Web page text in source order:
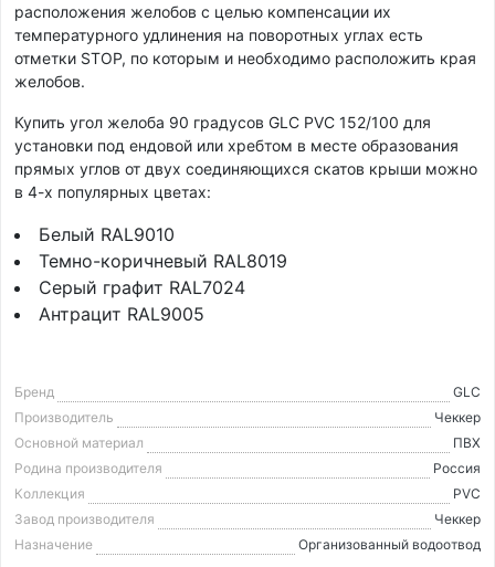
расположения желобов с целью компенсации их
температурного удлинения на поворотных углах есть
отметки STOP, по которым и необходимо расположить края
желобов.
Купить угол желоба 90 градусов GLC PVC 152/100 для
установки под ендовой или хребтом в месте образования
прямых углов от двух соединяющихся скатов крыши можно
в 4-х популярных цветах:
Белый RAL9010
Темно-коричневый RAL8019
Серый графит RAL7024
Антрацит RAL9005
Бренд
GLC
Производитель
Чеккер
Основной материал
ПВХ
Родина производителя
Россия
Коллекция
PVC
Завод производителя
Чеккер
Назначение
Организованный водоотвод